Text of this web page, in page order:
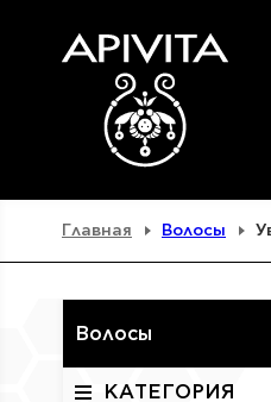
Главная Волосы
Волосы
КАТЕГОРИЯ